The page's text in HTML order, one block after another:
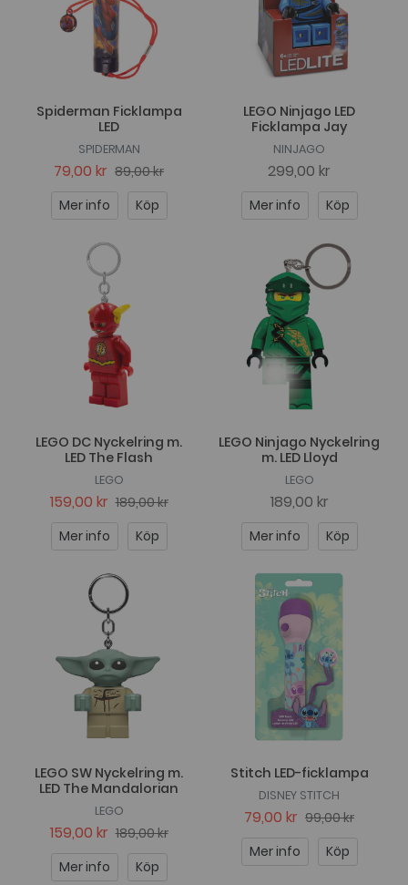
Spiderman Ficklampa
LED
SPIDERMAN
79,00 kr 89,00 kr
Mer info
Köp
LEGO Ninjago LED
Ficklampa Jay
NINJAGO
299,00 kr
Mer info Köp
LEGO DC Nyckelring m.
LED The Flash
LEGO
159,00 kr 189,00 kr
Mer info
Köp
LEGO Ninjago Nyckelring
m. LED Lloyd
LEGO
189,00 kr
Mer info Köp
LEGO SW Nyckelring m.
LED The Mandalorian
LEGO
159,00 kr 189,00 kr
Mer info
Köp
Stitch LED-ficklampa
DISNEY STITCH
79,00 kr 99,00 kr
Mer info
Köp